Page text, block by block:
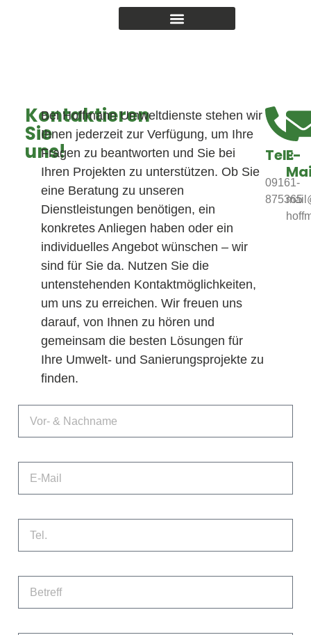
Kontaktieren
Sie
uns!
Bei Hoffmann Umweltdienste stehen wir
Ihnen jederzeit zur Verfügung, um Ihre
Fragen zu beantworten und Sie bei
Ihren Projekten zu unterstützen. Ob Sie
eine Beratung zu unseren
Dienstleistungen benötigen, ein
konkretes Anliegen haben oder ein
individuelles Angebot wünschen – wir
sind für Sie da. Nutzen Sie die
untenstehenden Kontaktmöglichkeiten,
um uns zu erreichen. Wir freuen uns
darauf, von Ihnen zu hören und
gemeinsam die besten Lösungen für
Ihre Umwelt- und Sanierungsprojekte zu
finden.
Tel.:
09161-
875365
E-